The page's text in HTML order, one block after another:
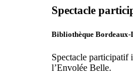
Spectacle
Bibliothèque Bordeaux-
Spectacle participatif
l’Envolée Belle.